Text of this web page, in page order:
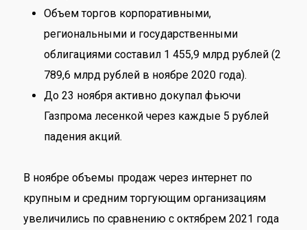
Объем торгов корпоративными,
региональными и государственными
облигациями составил 1 455,9 млрд рублей (2
789,6 млрд рублей в ноябре 2020 года).
До 23 ноября активно докупал фьючи
Газпрома лесенкой через каждые 5 рублей
падения акций.
В ноябре объемы продаж через интернет по
крупным и средним торгующим организациям
увеличились по сравнению с октябрем 2021 года